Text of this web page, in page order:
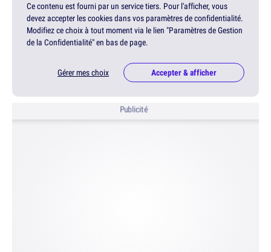
Ce contenu est fourni par un service tiers. Pour l'afficher, vous
devez accepter les cookies dans vos paramètres de confidentialité.
Modifiez ce choix à tout moment via le lien "Paramètres de Gestion
de la Confidentialité" en bas de page.
Gérer mes choix Accepter & afficher
Publicité